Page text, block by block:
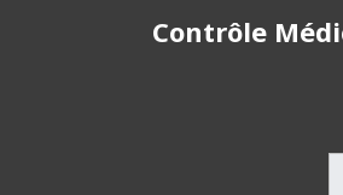
Contrôle